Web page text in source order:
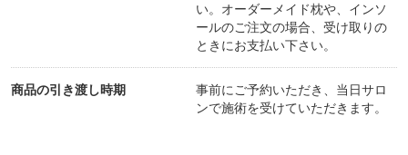
い。オーダーメイド枕や、インソ
ールのご注文の場合、受け取りの
ときにお支払い下さい。
商品の引き渡し時期
事前にご予約いただき、当日サロ
ンで施術を受けていただきます。